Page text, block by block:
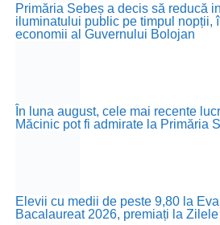
Primăria Sebeș a decis să reducă
iluminatului public pe timpul nopții,
economii al Guvernului Bolojan
În luna august, cele mai recente
Măcinic pot fi admirate la Primăria
Elevii cu medii de peste 9,80 la
Bacalaureat 2026, premiați la